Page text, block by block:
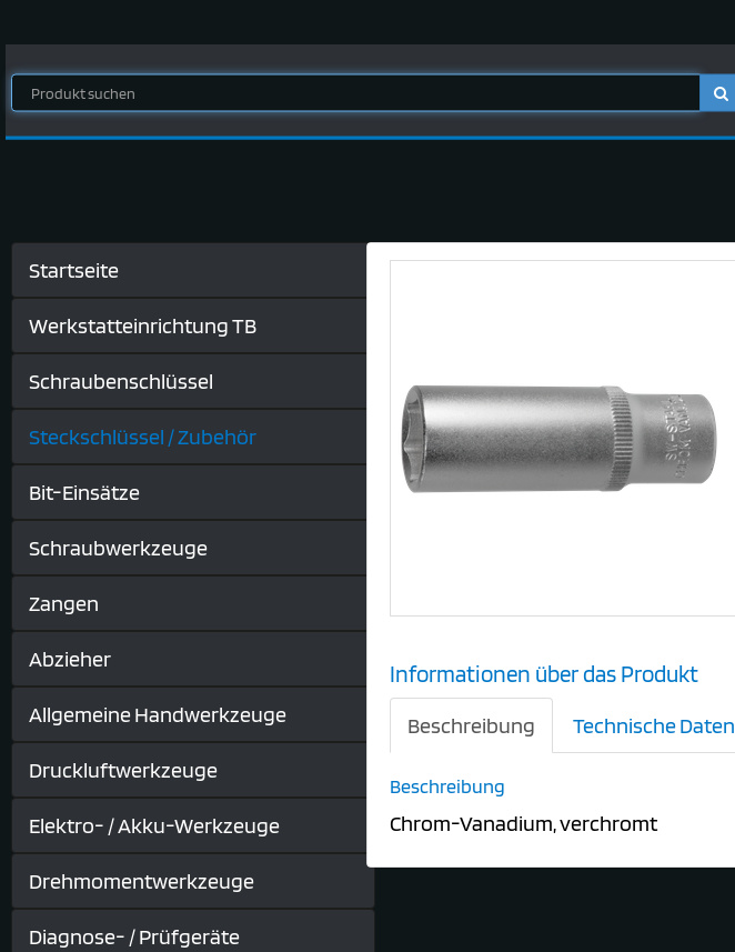
Startseite
Werkstatteinrichtung TB
Schraubenschlüssel
Steckschlüssel / Zubehör
Bit-Einsätze
Schraubwerkzeuge
Zangen
Abzieher
Allgemeine Handwerkzeuge
Druckluftwerkzeuge
Elektro- / Akku-Werkzeuge
Drehmomentwerkzeuge
Diagnose- / Prüfgeräte
Informationen über das Produkt
Beschreibung Technische Daten
Beschreibung
Chrom-Vanadium, verchromt